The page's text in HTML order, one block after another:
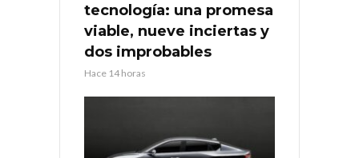
tecnología: una promesa
viable, nueve inciertas y
dos improbables
Hace 14 horas